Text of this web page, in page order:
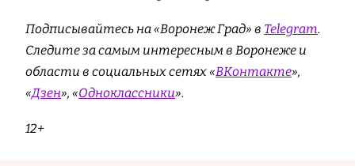
Подписывайтесь на «Воронеж Град» в Telegram.
Cледите за самым интересным в Воронеже и
области в социальных сетях «ВКонтакте»,
«Дзен», «Одноклассники».
12+